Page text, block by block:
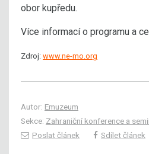
obor kupředu.
Více informací o programu a
Zdroj: www.ne-mo.org
Autor: Emuzeum
Sekce: Zahraniční konference a
Poslat článek
Sdílet článek